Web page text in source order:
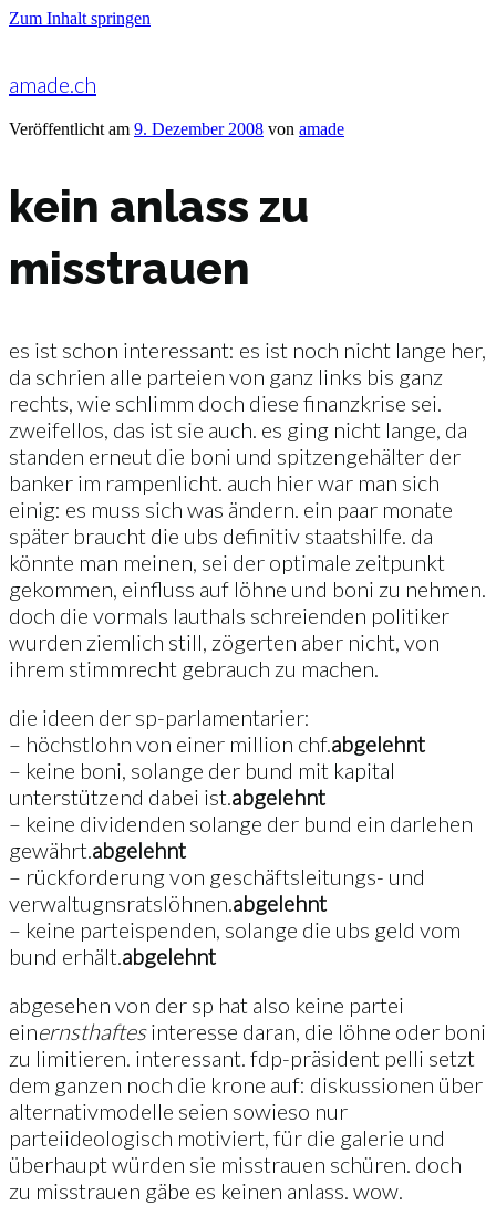
Zum Inhalt springen
amade.ch
Veröffentlicht am 9. Dezember 2008 von amade
kein anlass zu
misstrauen
es ist schon interessant: es ist noch nicht lange her,
da schrien alle parteien von ganz links bis ganz
rechts, wie schlimm doch diese finanzkrise sei.
zweifellos, das ist sie auch. es ging nicht lange, da
standen erneut die boni und spitzengehälter der
banker im rampenlicht. auch hier war man sich
einig: es muss sich was ändern. ein paar monate
später braucht die ubs definitiv staatshilfe. da
könnte man meinen, sei der optimale zeitpunkt
gekommen, einfluss auf löhne und boni zu nehmen.
doch die vormals lauthals schreienden politiker
wurden ziemlich still, zögerten aber nicht, von
ihrem stimmrecht gebrauch zu machen.
die ideen der sp-parlamentarier:
– höchstlohn von einer million chf.abgelehnt
– keine boni, solange der bund mit kapital
unterstützend dabei ist.abgelehnt
– keine dividenden solange der bund ein darlehen
gewährt.abgelehnt
– rückforderung von geschäftsleitungs- und
verwaltugnsratslöhnen.abgelehnt
– keine parteispenden, solange die ubs geld vom
bund erhält.abgelehnt
abgesehen von der sp hat also keine partei
einernsthaftesinteresse daran, die löhne oder boni
zu limitieren. interessant. fdp-präsident pelli setzt
dem ganzen noch die krone auf: diskussionen über
alternativmodelle seien sowieso nur
parteiideologisch motiviert, für die galerie und
überhaupt würden sie misstrauen schüren. doch
zu misstrauen gäbe es keinen anlass. wow.